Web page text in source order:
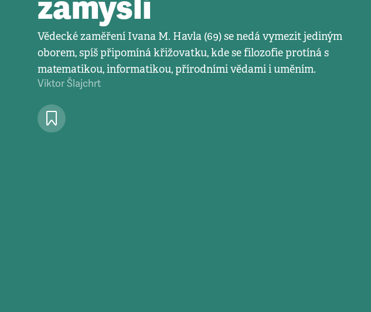
Vědecké zaměření Ivana M. Havla (69) se nedá vymezit jediným
oborem, spíš připomíná křižovatku, kde se filozofie protíná s
matematikou, informatikou, přírodními vědami i uměním.
Viktor Šlajchrt